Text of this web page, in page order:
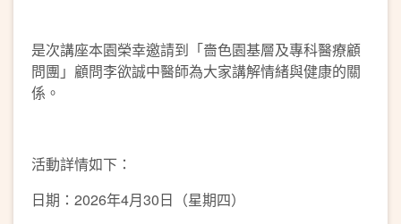
是次講座本園榮幸邀請到「嗇色園基層及專科醫療顧
問團」顧問李欲誠中醫師為大家講解情緒與健康的關
係。
活動詳情如下：
日期：2026年4月30日（星期四）